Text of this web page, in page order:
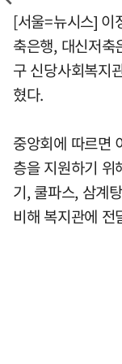
[서울=뉴시스] 이
축은행, 대신저
구 신당사회복지
혔다.
중앙회에 따르면
층을 지원하기 위
기, 쿨파스, 삼계
비해 복지관에 전